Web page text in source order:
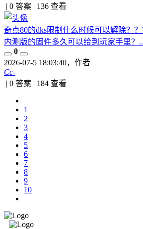
0 答案 136 查看
奇点80的dks限制什么时候可以解除？？
内测版的固件多久可以给到玩家手里？
0
2026-07-5 18:03:40，作者
Cc-
0 答案 184 查看
1
2
3
4
5
6
7
8
9
10